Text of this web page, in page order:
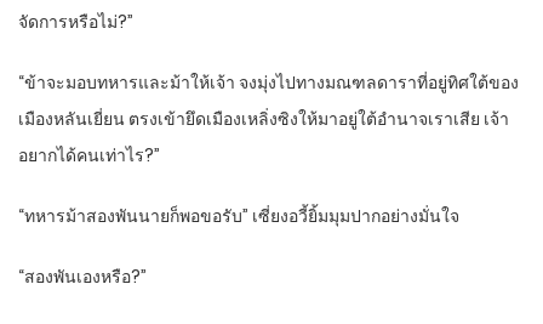
จัดการหรือไม่?”
“ข้าจะมอบทหารและม้าให้เจ้า จงมุ่งไปทางมณฑลดาราที่อยู่ทิศใต้ของ
เมืองหลันเยี่ยน ตรงเข้ายึดเมืองเหลิ่งซิงให้มาอยู่ใต้อำนาจเราเสีย เจ้า
อยากได้คนเท่าไร?”
“ทหารม้าสองพันนายก็พอขอรับ” เซี่ยงอวี้ยิ้มมุมปากอย่างมั่นใจ
“สองพันเองหรือ?”